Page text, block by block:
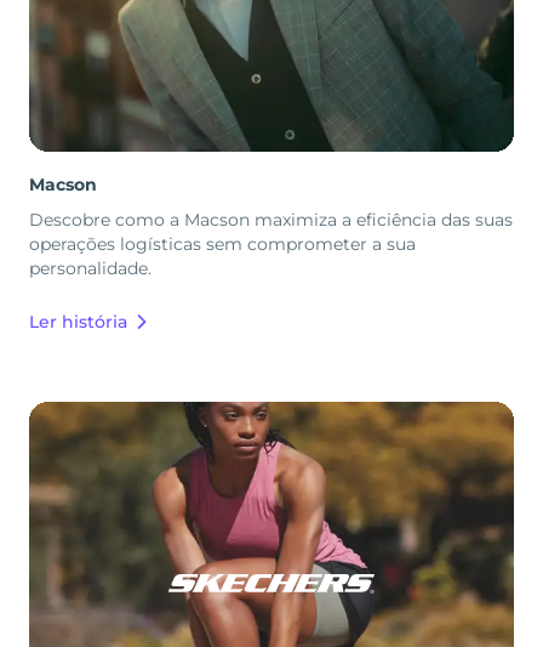
Macson
Descobre como a Macson maximiza a eficiência das suas
operações logísticas sem comprometer a sua
personalidade.
Ler história